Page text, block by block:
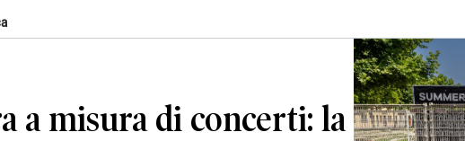
a misura di concerti: la